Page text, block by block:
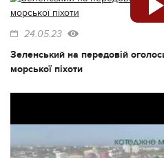
24.05.23
Зеленський на передовій
морської піхоти